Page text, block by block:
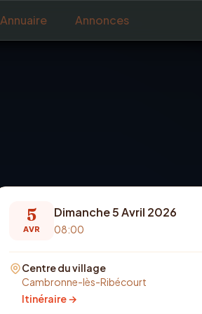
Annuaire Annonces
5
AVR
Dimanche 5 Avril 2026
08:00
Centre du village
Cambronne-lès-Ribécourt
Itinéraire →